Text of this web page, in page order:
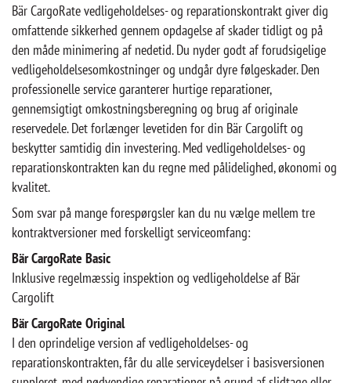
Bär CargoRate vedligeholdelses- og reparationskontrakt giver dig
omfattende sikkerhed gennem opdagelse af skader tidligt og på
den måde minimering af nedetid. Du nyder godt af forudsigelige
vedligeholdelsesomkostninger og undgår dyre følgeskader. Den
professionelle service garanterer hurtige reparationer,
gennemsigtigt omkostningsberegning og brug af originale
reservedele. Det forlænger levetiden for din Bär Cargolift og
beskytter samtidig din investering. Med vedligeholdelses- og
reparationskontrakten kan du regne med pålidelighed, økonomi og
kvalitet.
Som svar på mange forespørgsler kan du nu vælge mellem tre
kontraktversioner med forskelligt serviceomfang:
Bär CargoRate Basic
Inklusive regelmæssig inspektion og vedligeholdelse af Bär
Cargolift
Bär CargoRate Original
I den oprindelige version af vedligeholdelses- og
reparationskontrakten, får du alle serviceydelser i basisversionen